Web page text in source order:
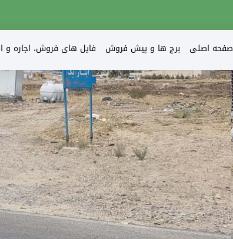
صفحه اصلی برج ها و پیش فروش فایل های فروش، اجاره و